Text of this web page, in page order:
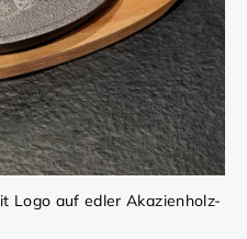
Logo auf edler Akazienholz-